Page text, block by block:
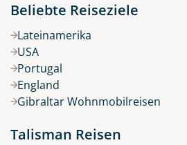
Beliebte Reiseziele
Lateinamerika
USA
Portugal
England
Gibraltar Wohnmobilreisen
Talisman Reisen